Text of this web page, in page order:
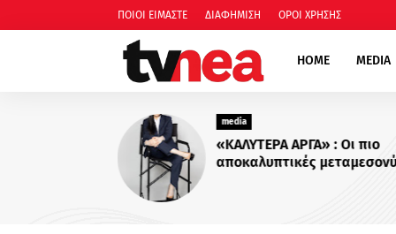
ΠΟΙΟΙ ΕΙΜΑΣΤΕ ΔΙΑΦΗΜΙΣΗ ΟΡΟΙ ΧΡΗΣΗΣ
HOME MEDIA
media
«ΚΑΛΥΤΕΡΑ ΑΡΓΑ» : Oι πιο
αποκαλυπτικές